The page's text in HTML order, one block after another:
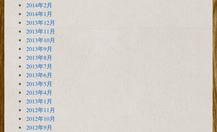
2014年2月
2014年1月
2013年12月
2013年11月
2013年10月
2013年9月
2013年8月
2013年7月
2013年6月
2013年5月
2013年4月
2013年1月
2012年11月
2012年10月
2012年9月